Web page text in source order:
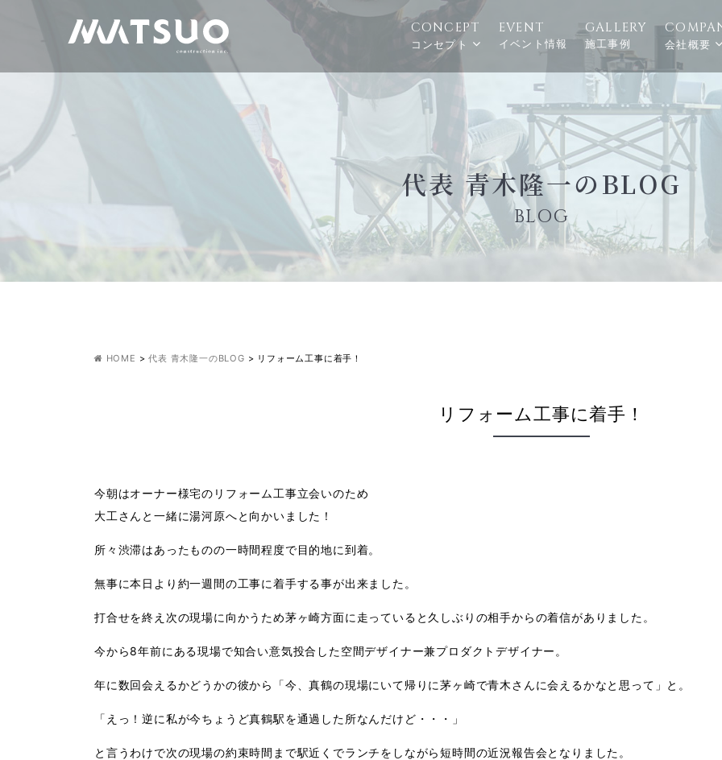
CONCEPT
コンセプト
EVENT
イベント情報
GALLERY
施工事例 会社概要
代表 青木隆一のBLOG
BLOG
HOME >代表 青木隆一のBLOG > リフォーム工事に着手！
リフォーム工事に着手！
今朝はオーナー様宅のリフォーム工事立会いのため
大工さんと一緒に湯河原へと向かいました！
所々渋滞はあったものの一時間程度で目的地に到着。
無事に本日より約一週間の工事に着手する事が出来ました。
打合せを終え次の現場に向かうため茅ヶ崎方面に走っていると久しぶりの相手からの着信がありました。
今から8年前にある現場で知合い意気投合した空間デザイナー兼プロダクトデザイナー。
年に数回会えるかどうかの彼から「今、真鶴の現場にいて帰りに茅ヶ崎で青木さんに会えるかなと思って」と。
「えっ！逆に私が今ちょうど真鶴駅を通過した所なんだけど・・・」
と言うわけで次の現場の約束時間まで駅近くでランチをしながら短時間の近況報告会となりました。